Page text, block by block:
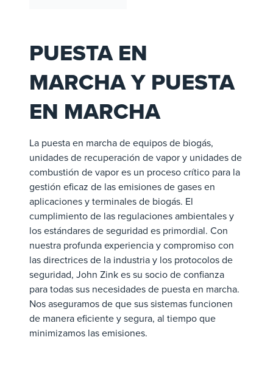
PUESTA EN
MARCHA Y PUESTA
EN MARCHA
La puesta en marcha de equipos de biogás,
unidades de recuperación de vapor y unidades de
combustión de vapor es un proceso crítico para la
gestión eficaz de las emisiones de gases en
aplicaciones y terminales de biogás. El
cumplimiento de las regulaciones ambientales y
los estándares de seguridad es primordial. Con
nuestra profunda experiencia y compromiso con
las directrices de la industria y los protocolos de
seguridad, John Zink es su socio de confianza
para todas sus necesidades de puesta en marcha.
Nos aseguramos de que sus sistemas funcionen
de manera eficiente y segura, al tiempo que
minimizamos las emisiones.